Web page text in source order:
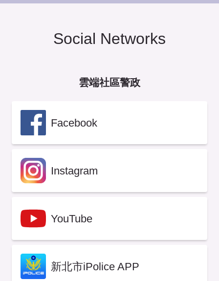
Social Networks
雲端社區警政
Facebook
Instagram
YouTube
新北市iPolice APP